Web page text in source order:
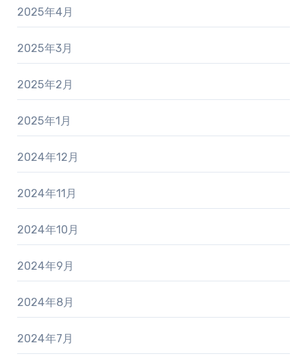
2025年4月
2025年3月
2025年2月
2025年1月
2024年12月
2024年11月
2024年10月
2024年9月
2024年8月
2024年7月